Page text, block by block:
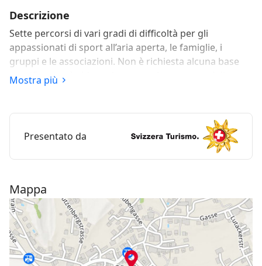
Descrizione
Sette percorsi di vari gradi di difficoltà per gli
appassionati di sport all’aria aperta, le famiglie, i
gruppi e le associazioni. Non è richiesta alcuna base
specifica, ma è chiaro che serve almeno un po’ di
agilità. Prima di iniziare, riceverete il vostro
le spiegazioni basilari. Possono partecipare anche i
bambini a partire da 4 anni, grazie a uno speciale
permanenza nel parco è di 3 ore.
Mostra più
Presentato da
Mappa